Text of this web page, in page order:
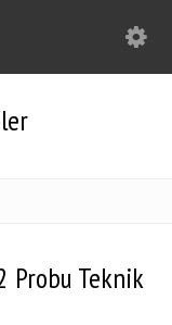
Probu Teknik